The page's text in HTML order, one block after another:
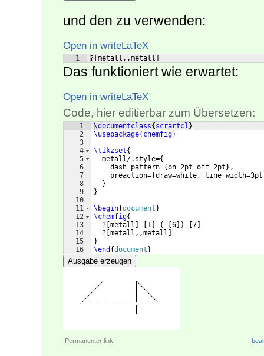
und den zu verwenden:
Open in writeLaTeX
1 ?[metall,,metall]
Das funktioniert wie erwartet:
Open in writeLaTeX
Code, hier editierbar zum Übersetzen:
1
2
3
4
5
6
7
8
9
10
11
12
13
14
15
16
\documentclass{ scrartcl }
\usepackage{ chemfig}
\tikzset{
  metall/.style=
{
    dash pattern=
{on 2pt off 2pt } ,
    preaction=
{draw=white, line width=3pt
}
}
\begin{document }
\chemfig{
  ?
metall - 1 - ( - 6 ]) - 7
  ?
metall,,metall
}
\end {document }
Ausgabe erzeugen
Permanenter link